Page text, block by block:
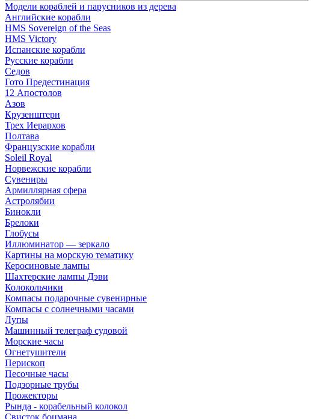
Модели кораблей и парусников из дерева
Английские корабли
HMS Sovereign of the Seas
HMS Victory
Испанские корабли
Русские корабли
Седов
Гото Предестинация
12 Апостолов
Азов
Крузенштерн
Трех Иерархов
Полтава
Французские корабли
Soleil Royal
Норвежские корабли
Сувениры
Армиллярная сфера
Астролябии
Бинокли
Брелоки
Глобусы
Иллюминатор — зеркало
Картины на морскую тематику
Керосиновые лампы
Шахтерские лампы Дэви
Колокольчики
Компасы подарочные сувенирные
Компасы с солнечными часами
Лупы
Машинный телеграф судовой
Морские часы
Огнетушители
Перископ
Песочные часы
Подзорные трубы
Прожекторы
Рында - корабельный колокол
Свисток боцмана